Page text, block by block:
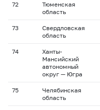
72
Тюменская
область
73
Свердловская
область
74
Ханты-
Мансийский
автономный
округ — Югра
75
Челябинская
область